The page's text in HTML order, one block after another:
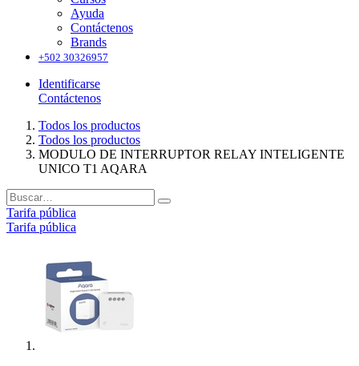
Ayuda
Contáctenos
Brands
+502 30326957
Identificarse
Contáctenos
Todos los productos
Todos los productos
MODULO DE INTERRUPTOR RELAY INTELIGENTE
UNICO T1 AQARA
Tarifa pública
Tarifa pública